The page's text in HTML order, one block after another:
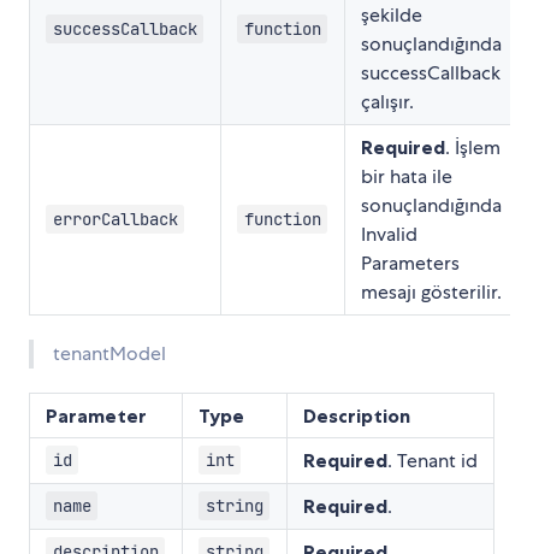
successCallback function
şekilde
sonuçlandığında
successCallback
çalışır.
errorCallback function
Required. İşlem
bir hata ile
sonuçlandığında
Invalid
Parameters
mesajı gösterilir.
tenantModel
Parameter Type Description
id int Required. Tenant id
name string Required.